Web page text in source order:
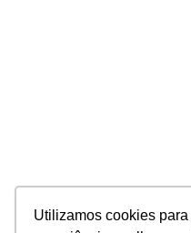
Utilizamos cookies